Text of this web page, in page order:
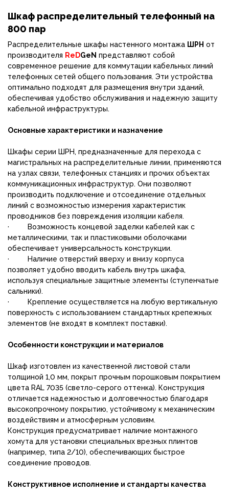
Шкаф распределительный телефонный на
800 пар
Распределительные шкафы настенного монтажа ШРН от
производителя ReDGeN представляют собой
современное решение для коммутации кабельных линий
телефонных сетей общего пользования. Эти устройства
оптимально подходят для размещения внутри зданий,
обеспечивая удобство обслуживания и надежную защиту
кабельной инфраструктуры.
Основные характеристики и назначение
Шкафы серии ШРН, предназначенные для перехода с
магистральных на распределительные линии, применяются
на узлах связи, телефонных станциях и прочих объектах
коммуникационных инфраструктур. Они позволяют
производить подключение и отсоединение отдельных
линий с возможностью измерения характеристик
проводников без повреждения изоляции кабеля.
· Возможность концевой заделки кабелей как с
металлическими, так и пластиковыми оболочками
обеспечивает универсальность конструкции.
· Наличие отверстий вверху и внизу корпуса
позволяет удобно вводить кабель внутрь шкафа,
используя специальные защитные элементы (ступенчатые
сальники).
· Крепление осуществляется на любую вертикальную
поверхность с использованием стандартных крепежных
элементов (не входят в комплект поставки).
Особенности конструкции и материалов
Шкаф изготовлен из качественной листовой стали
толщиной 1,0 мм, покрыт прочным порошковым покрытием
цвета RAL 7035 (светло-серого оттенка). Конструкция
отличается надежностью и долговечностью благодаря
высокопрочному покрытию, устойчивому к механическим
воздействиям и атмосферным условиям.
Конструкция предусматривает наличие монтажного
хомута для установки специальных врезных плинтов
(например, типа 2/10), обеспечивающих быстрое
соединение проводов.
Конструктивное исполнение и стандарты качества